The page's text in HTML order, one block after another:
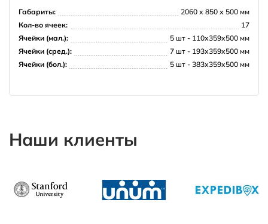
Габариты:
2060 х 850 х 500 мм
Кол-во ячеек:
17
Ячейки (мал.):
5 шт - 110х359х500 мм
Ячейки (сред.):
7 шт - 193х359х500 мм
Ячейки (бол.):
5 шт - 383х359х500 мм
Наши клиенты